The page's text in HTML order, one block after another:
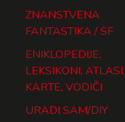
ZNANSTVENA
FANTASTIKA / SF
ENIKLOPEDIJE,
LEKSIKONI, ATLASI,
KARTE, VODIČI
URADI SAM/DIY